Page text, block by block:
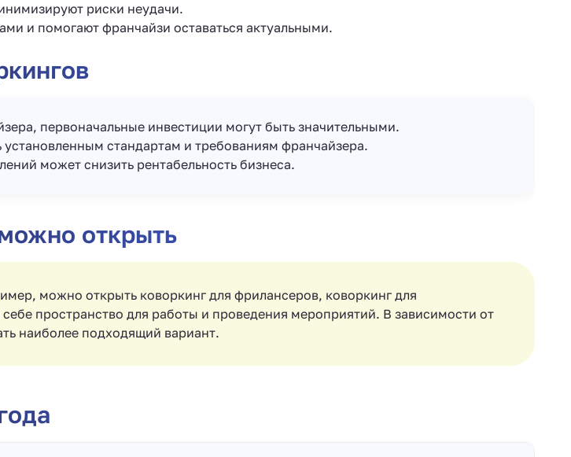
риски неудачи.
и помогают франчайзи оставаться актуальными.
первоначальные инвестиции могут быть значительными.
стандартам и требованиям франчайзера.
может снизить рентабельность бизнеса.
открыть
можно открыть коворкинг для фрилансеров, коворкинг для
пространство для работы и проведения мероприятий. В зависимости от
наиболее подходящий вариант.